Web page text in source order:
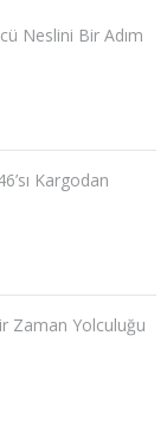
Neslini Bir Adım
Kargodan
Zaman Yolculuğu